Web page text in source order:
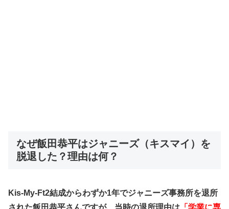
なぜ飯田恭平はジャニーズ（キスマイ）を
脱退した？理由は何？
Kis-My-Ft2結成からわずか1年でジャニーズ事務所を退所
された飯田恭平さんですが、当時の退所理由は 「学業に専